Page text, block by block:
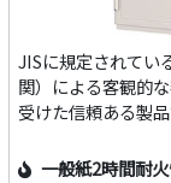
JISに規定されてい
関）による客観的
受けた信頼ある製
一般紙2時間耐